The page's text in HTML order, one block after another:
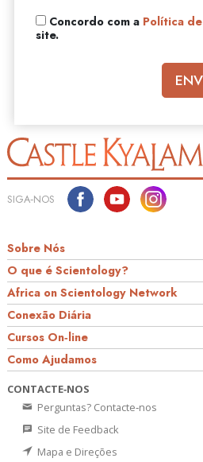
Concordo com a Política
site.
SIGA‑NOS
Sobre Nós
O que é Scientology?
Africa on Scientology Network
Conexão Diária
Cursos On‑line
Como Ajudamos
CONTACTE‑NOS
Perguntas? Contacte‑nos
Site de Feedback
Mapa e Direções